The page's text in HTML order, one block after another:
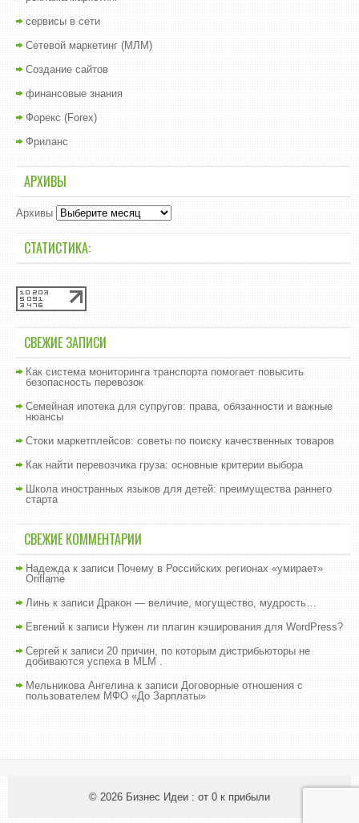
сервисы в сети
Сетевой маркетинг (МЛМ)
Создание сайтов
финансовые знания
Форекс (Forex)
Фриланс
АРХИВЫ
Архивы
СТАТИСТИКА:
СВЕЖИЕ ЗАПИСИ
Как система мониторинга транспорта помогает повысить
безопасность перевозок
Семейная ипотека для супругов: права, обязанности и важные
нюансы
Стоки маркетплейсов: советы по поиску качественных товаров
Как найти перевозчика груза: основные критерии выбора
Школа иностранных языков для детей: преимущества раннего
старта
СВЕЖИЕ КОММЕНТАРИИ
Надеждак записи Почему в Российских регионах «умирает»
Oriflame
Линь к записи Дракон — величие, могущество, мудрость…
Евгений к записи Нужен ли плагин кэширования для WordPress?
Сергей к записи 20 причин, по которым дистрибьюторы не
добиваются успеха в MLM .
Мельникова Ангелинак записи Договорные отношения с
пользователем МФО «До Зарплаты»
© 2026 Бизнес Идеи : от 0 к прибыли